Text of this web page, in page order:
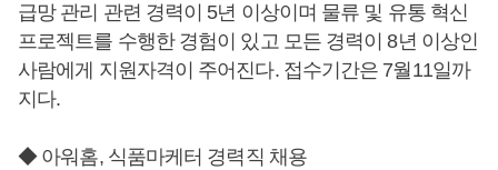
급망 관리 관련 경력이 5년 이상이며 물류 및 유통 혁신
프로젝트를 수행한 경험이 있고 모든 경력이 8년 이상인
사람에게 지원자격이 주어진다. 접수기간은 7월11일까
지다.
◆ 아워홈, 식품마케터 경력직 채용